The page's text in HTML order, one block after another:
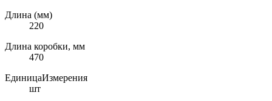
Длина (мм)
220
Длина коробки, мм
470
ЕдиницаИзмерения
шт